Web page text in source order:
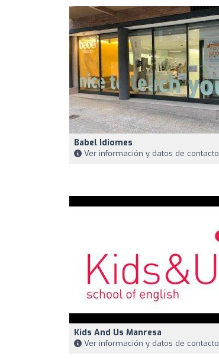
Babel Idiomes
Ver información y datos de contacto
Kids And Us Manresa
Ver información y datos de contacto